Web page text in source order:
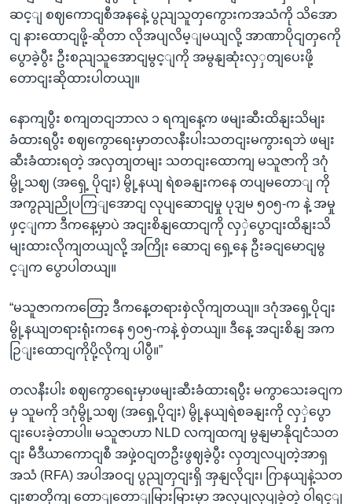
ဆင့ျ စဈကောငျစီအနနေဲ့ ပွညျသူတှကွေားကအသံကို သိအော
ငျ နားထောငျဖို့-ဆိုတာ လိုအပျလိမ့ျမယျလို့ အာဏာပိုငျတှကေို
ပွောခဲ့ပွီး ဦးစညျသူအောငျမွင့ျကို အမွနျဆုံးလှှတျပေးဖို့
တောငျးဆိုထားပါတယျ။
နောကျပွီး စကျတငျဘာလ ၁ ရကျနေ့က ဖမျးဆီးထိနျးသိမျး
ခံထားရပွီး စဈကွောရေးမှာတလနီးပါးသတငျးမကွားရဘဲ ဖမျး
ဆီးခံထားရတဲ့ အလှတျတမျး သတငျးထောကျ မသူဇာကို ဒဂုံ
မွို့သဈ (အရှေ့ ပိုငျး) မွို့နယျ ရဲစခနျးကနေ တပျမတောျ ကို
အကွညျညိုပကြျအောငျ လုပျဆောငျမှု ပုဒျမ ၅၀၅-က နဲ့ အမှု
ဖှင့ျကာ ဒီကနေ့မှာပဲ အငျးစိနျထောငျကို လှှဲပွောငျးထိနျးသိ
မျးထားလိုကျတယျလို့ အကြိုး ဆောငျ ရှေ့နေ ဦးခငျမောငျမွ
င့ျက ပွောပါတယျ။
“မသူဇာကကတြော့ ဒီကနေ့တရားစှဲလိုကျတယျ။ ဒဂုံအရှေ့ပိုငျး
မွို့နယျတရားရုံးကနေ ၅၀၅-ကနဲ့ စှဲတယျ။ ဒီနေ့ အငျးစိနျ အက
ဉြျးထောငျကိုပို့လိုကျ ပါပွီ။”
တလနီးပါး စဈကွောရေးမှာဖမျးဆီးခံထားရပွီး မကွာသေးခငျက
မှ သူမကို ဒဂုံမွို့သဈ (အရှေ့ပိုငျး) မွို့နယျရဲစခနျးကို လှှဲပွော
ငျးပေးခဲ့တာပါ။ မသူဇာဟာ NLD လကျထကျ မွနျမာနိုငျငံသတ
ငျး မီဒီယာကောငျစီ အဖှဲ့ဝငျတဦးဖွဈခဲ့ပွီး လှတျလပျတဲ့အာရှ
အသံ (RFA) အပါအဝငျ ပွညျတှငျးရှိ အှနျလိုငျး၊ ဂြာနယျနဲ့သတ
ငျးစာတိုကျ တောျတောျမြားမြားမှာ အလုပျလုပျခဲ့တဲ့ ဝါရင့ျ